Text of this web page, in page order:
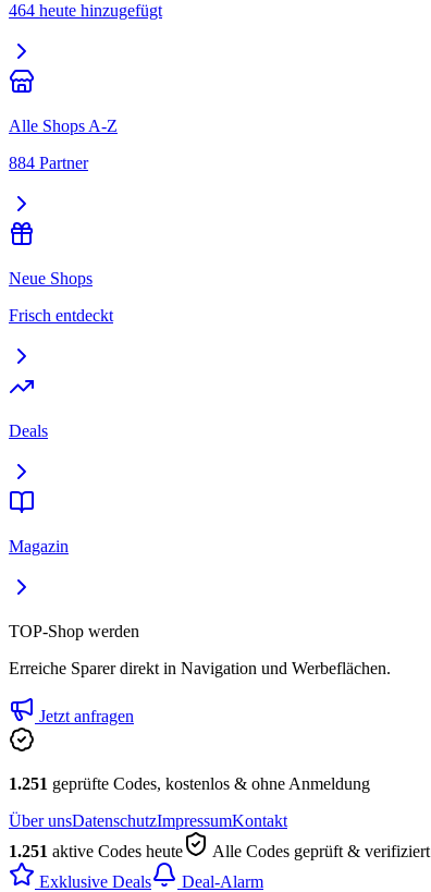
464 heute hinzugefügt
Alle Shops A-Z
884 Partner
Neue Shops
Frisch entdeckt
Deals
Magazin
TOP-Shop werden
Erreiche Sparer direkt in Navigation und Werbeflächen.
Jetzt anfragen
1.251 geprüfte Codes, kostenlos & ohne Anmeldung
Über unsDatenschutzImpressumKontakt
1.251 aktive Codes heute Alle Codes geprüft & verifiziert
Exklusive Deals
Deal-Alarm